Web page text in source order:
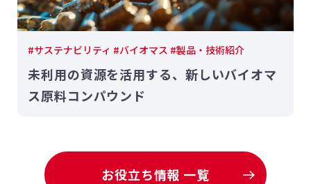
#サステナビリティ #バイオマス #製品・技術紹介
未利用の資源を活用する、新しいバイオマ
ス原料コンパウンド
お役立ち情報 一覧